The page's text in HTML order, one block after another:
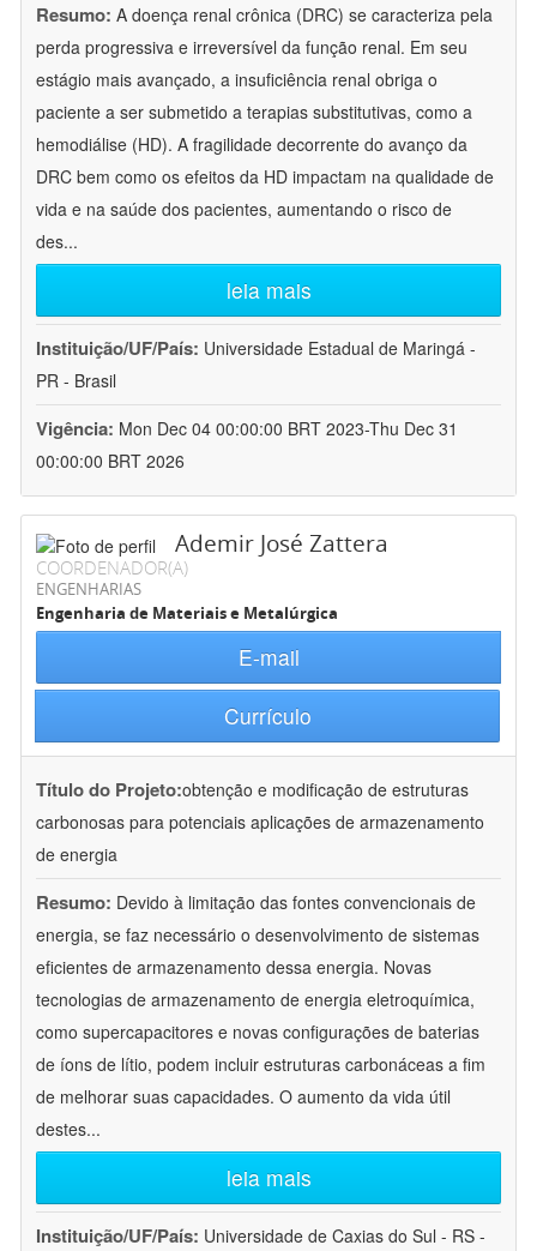
Resumo: A doença renal crônica (DRC) se caracteriza pela
perda progressiva e irreversível da função renal. Em seu
estágio mais avançado, a insuficiência renal obriga o
paciente a ser submetido a terapias substitutivas, como a
hemodiálise (HD). A fragilidade decorrente do avanço da
DRC bem como os efeitos da HD impactam na qualidade de
vida e na saúde dos pacientes, aumentando o risco de
des...
leia mais
Instituição/UF/País: Universidade Estadual de Maringá -
PR - Brasil
Vigência: Mon Dec 04 00:00:00 BRT 2023-Thu Dec 31
00:00:00 BRT 2026
Ademir José Zattera
COORDENADOR(A)
ENGENHARIAS
Engenharia de Materiais e Metalúrgica
E-mail
Currículo
Título do Projeto:obtenção e modificação de estruturas
carbonosas para potenciais aplicações de armazenamento
de energia
Resumo: Devido à limitação das fontes convencionais de
energia, se faz necessário o desenvolvimento de sistemas
eficientes de armazenamento dessa energia. Novas
tecnologias de armazenamento de energia eletroquímica,
como supercapacitores e novas configurações de baterias
de íons de lítio, podem incluir estruturas carbonáceas a fim
de melhorar suas capacidades. O aumento da vida útil
destes...
leia mais
Instituição/UF/País: Universidade de Caxias do Sul - RS -